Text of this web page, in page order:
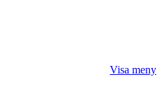
Visa meny